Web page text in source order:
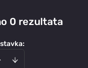
0 rezultata